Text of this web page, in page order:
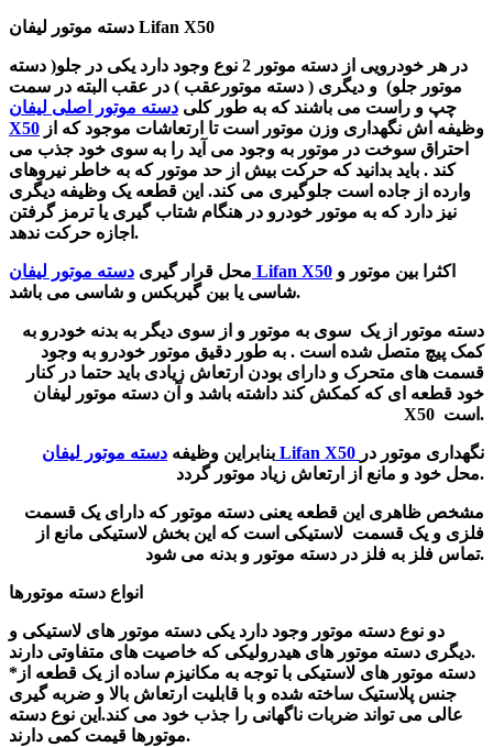
دسته موتور لیفان Lifan X50
در هر خودرویی از دسته موتور 2 نوع وجود دارد یکی در جلو( دسته
موتور جلو) و دیگری ( دسته موتورعقب ) در عقب البته در سمت
چپ و راست می باشند که به طور کلی دسته موتور اصلی لیفان
X50
احتراق سوخت در موتور به وجود می آید را به سوی خود جذب می
کند . باید بدانید که حرکت بیش از حد موتور که به خاطر نیروهای
وارده از جاده است جلوگیری می کند. این قطعه یک وظیفه دیگری
نیز دارد که به موتور خودرو در هنگام شتاب گیری یا ترمز گرفتن
اجازه حرکت ندهد.
محل قرار گیری دسته موتور لیفان Lifan X50
شاسی یا بین گیربکس و شاسی می باشد.
دسته موتور از یک سوی به موتور و از سوی دیگر به بدنه خودرو به
کمک پیچ متصل شده است . به طور دقیق موتور خودرو به وجود
قسمت های متحرک و دارای بودن ارتعاش زیادی باید حتما در کنار
خود قطعه ای که کمکش کند داشته باشد و آن دسته موتور لیفان
X50 است.
بنابراین وظیفه دسته موتور لیفان Lifan X50 نگهداری موتور در
محل خود و مانع از ارتعاش زیاد موتور گردد.
مشخص ظاهری این قطعه یعنی دسته موتور که دارای یک قسمت
فلزی و یک قسمت لاستیکی است که این بخش لاستیکی مانع از
تماس فلز به فلز در دسته موتور و بدنه می شود.
انواع دسته موتورها
دو نوع دسته موتور وجود دارد یکی دسته موتور های لاستیکی و
دیگری دسته موتور های هیدرولیکی که خاصیت های متفاوتی دارند.
*دسته موتور های لاستیکی با توجه به مکانیزم ساده از یک قطعه از
جنس پلاستیک ساخته شده و با قابلیت ارتعاش بالا و ضربه گیری
عالی می تواند ضربات ناگهانی را جذب خود می کند.این نوع دسته
موتورها قیمت کمی دارند.